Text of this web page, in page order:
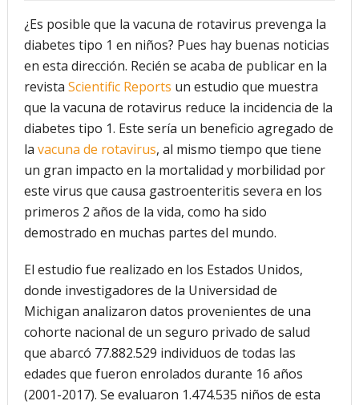
futuro “ilimitado” de la Inteligencia Artificial
¿Qué sabemos de los alimentos ultraprocesados?
¿Los 20 años de regalo? Parte II
Academia de Ciencias Físicas, Matemáticas y Naturales
(ACFIMAN)
Serie: Consciencia e Inteligencia Artificial. Segundo
artículo: ¿Qué aporta la tradición budista a esta discusión?
¿Los veinte años de regalo?
Nuevas noticias sobre las dietas vegetarianas y el riesgo
¿Es posible que la vacuna de rotavirus prevenga la
diabetes tipo 1 en niños? Pues hay buenas noticias
en esta dirección. Recién se acaba de publicar en la
revista Scientific Reports un estudio que muestra
que la vacuna de rotavirus reduce la incidencia de la
diabetes tipo 1. Este sería un beneficio agregado de
la vacuna de rotavirus, al mismo tiempo que tiene
un gran impacto en la mortalidad y morbilidad por
este virus que causa gastroenteritis severa en los
primeros 2 años de la vida, como ha sido
demostrado en muchas partes del mundo.
El estudio fue realizado en los Estados Unidos,
donde investigadores de la Universidad de
Michigan analizaron datos provenientes de una
cohorte nacional de un seguro privado de salud
que abarcó 77.882.529 individuos de todas las
edades que fueron enrolados durante 16 años
(2001-2017). Se evaluaron 1.474.535 niños de esta